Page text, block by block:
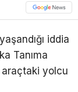
iddia
Tanıma
araçtaki yolcu